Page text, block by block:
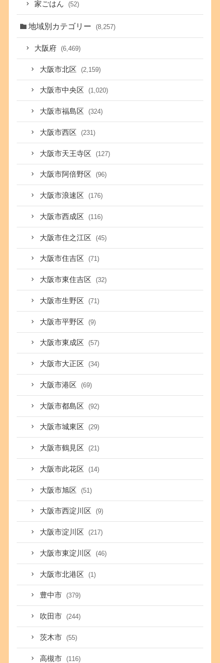
家ごはん (52)
地域別カテゴリー (8,257)
大阪府 (6,469)
大阪市北区 (2,159)
大阪市中央区 (1,020)
大阪市福島区 (324)
大阪市西区 (231)
大阪市天王寺区 (127)
大阪市阿倍野区 (96)
大阪市浪速区 (176)
大阪市西成区 (116)
大阪市住之江区 (45)
大阪市住吉区 (71)
大阪市東住吉区 (32)
大阪市生野区 (71)
大阪市平野区 (9)
大阪市東成区 (57)
大阪市大正区 (34)
大阪市港区 (69)
大阪市都島区 (92)
大阪市城東区 (29)
大阪市鶴見区 (21)
大阪市此花区 (14)
大阪市旭区 (51)
大阪市西淀川区 (9)
大阪市淀川区 (217)
大阪市東淀川区 (46)
大阪市北港区 (1)
豊中市 (379)
吹田市 (244)
茨木市 (55)
高槻市 (116)